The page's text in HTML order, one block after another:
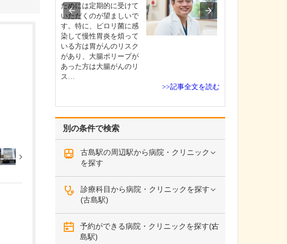
別の条件で検索
古島駅の周辺駅から病院・クリニック
を探す
診療科目から病院・クリニックを探す
(古島駅)
予約ができる病院・クリニックを探す(古
島駅)
ためには定期的に受けて
いただくのが望ましいで
す。特に、ピロリ菌に感
染して慢性胃炎を煩って
いる方は胃がんのリスク
があり、大腸ポリープが
あった方は大腸がんのリ
ス…
>>記事全文を読む